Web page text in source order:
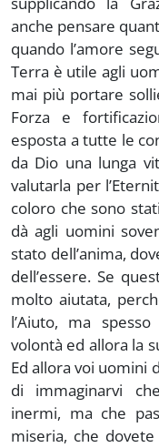
anche pensare
quando l’amore
Terra è utile agli
mai più portare
Forza e
esposta a tutte le
da Dio una lunga
valutarla per
coloro che sono
dà agli uomini
stato dell’anima,
dell’essere. Se
molto aiutata,
l’Aiuto, ma
volontà ed allora la
Ed allora voi uomini
di immaginarvi
inermi, ma che
miseria, che